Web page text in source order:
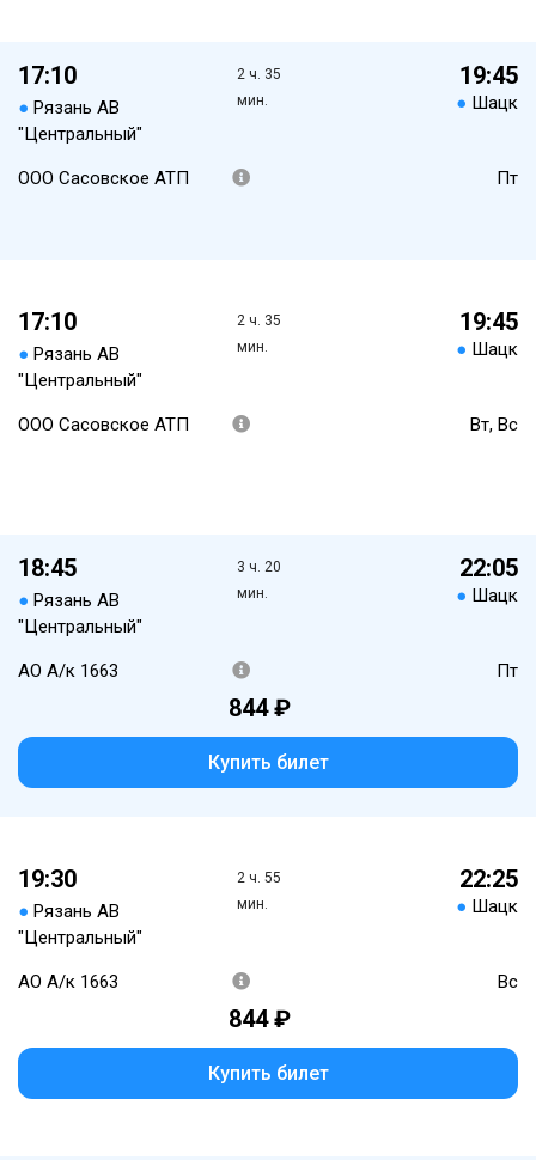
17:10
● Рязань АВ
"Центральный"
2 ч. 35
мин.
19:45
● Шацк
ООО Сасовское АТП Пт
17:10
● Рязань АВ
"Центральный"
2 ч. 35
мин.
19:45
● Шацк
ООО Сасовское АТП Вт, Вс
18:45
● Рязань АВ
"Центральный"
3 ч. 20
мин.
22:05
● Шацк
АО А/к 1663 Пт
844 ₽
Купить билет
19:30
● Рязань АВ
"Центральный"
2 ч. 55
мин.
22:25
● Шацк
АО А/к 1663 Вс
844 ₽
Купить билет